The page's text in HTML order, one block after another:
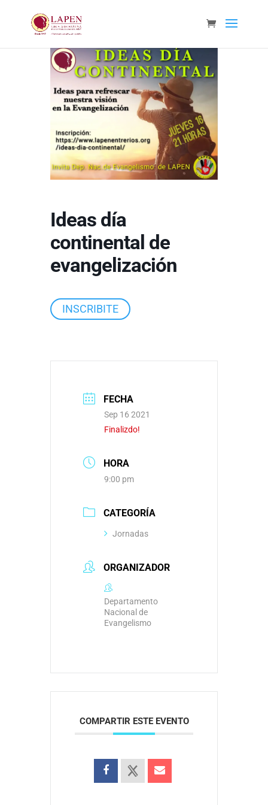
Ideas día
continental de
evangelización
INSCRIBITE
FECHA
Sep 16 2021
Finalizdo!
HORA
9:00 pm
CATEGORÍA
Jornadas
ORGANIZADOR
Departamento
Nacional de
Evangelismo
COMPARTIR ESTE EVENTO